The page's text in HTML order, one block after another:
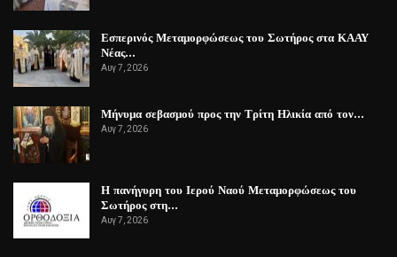
Εσπερινός Μεταμορφώσεως του Σωτήρος στα ΚΑΑΥ
Νέας…
Αυγ 7, 2026
Μήνυμα σεβασμού προς την Τρίτη Ηλικία από τον…
Αυγ 7, 2026
Η πανήγυρη του Ιερού Ναού Μεταμορφώσεως του
Σωτήρος στη…
Αυγ 7, 2026